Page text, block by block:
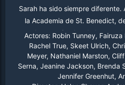
Sarah ha sido siempre diferente.
la Academia de St. Benedict,
con las marginadas de la
no se conformarán con ser
inadaptadas. Han descubierto el
y lo van a
Actores: Robin Tunney,
Rachel True, Skeet Ulrich,
Meyer, Nathaniel Marston,
Serna, Jeanine Jackson, Brenda
Jennifer Greenhut,